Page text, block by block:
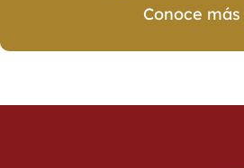
Conoce más